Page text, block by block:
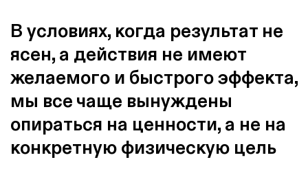
В условиях, когда результат не
ясен, а действия не имеют
желаемого и быстрого эффекта,
мы все чаще вынуждены
опираться на ценности, а не на
конкретную физическую цель